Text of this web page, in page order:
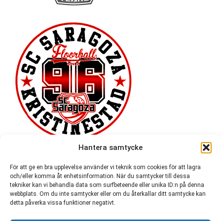
Hantera samtycke
För att ge en bra upplevelse använder vi teknik som cookies för att lagra
och/eller komma åt enhetsinformation. När du samtycker till dessa
tekniker kan vi behandla data som surfbeteende eller unika ID:n på denna
webbplats. Om du inte samtycker eller om du återkallar ditt samtycke kan
detta påverka vissa funktioner negativt.